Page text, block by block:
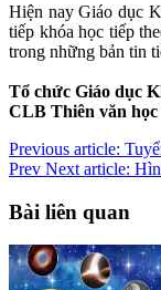
Hiện nay Giáo dục
tiếp khóa học tiếp
trong những bản tin
Tổ chức Giáo dục
CLB Thiên văn
Previous article:
Prev Next article:
Bài liên quan